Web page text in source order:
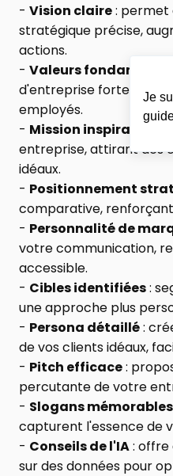
- Vision claire : permet
stratégique précise,
actions.
- Valeurs
d'entreprise forte,
employés.
- Mission inspirante
entreprise, attirant des
idéaux.
- Positionnement
comparative,
- Personnalité de
votre communication,
accessible.
- Cibles identifiées :
une approche plus
- Persona détaillé :
de vos clients idéaux,
- Pitch efficace :
percutante de votre
- Slogans mémorables
capturent l'essence de
- Conseils de l'IA : offre
sur des données pour
Je